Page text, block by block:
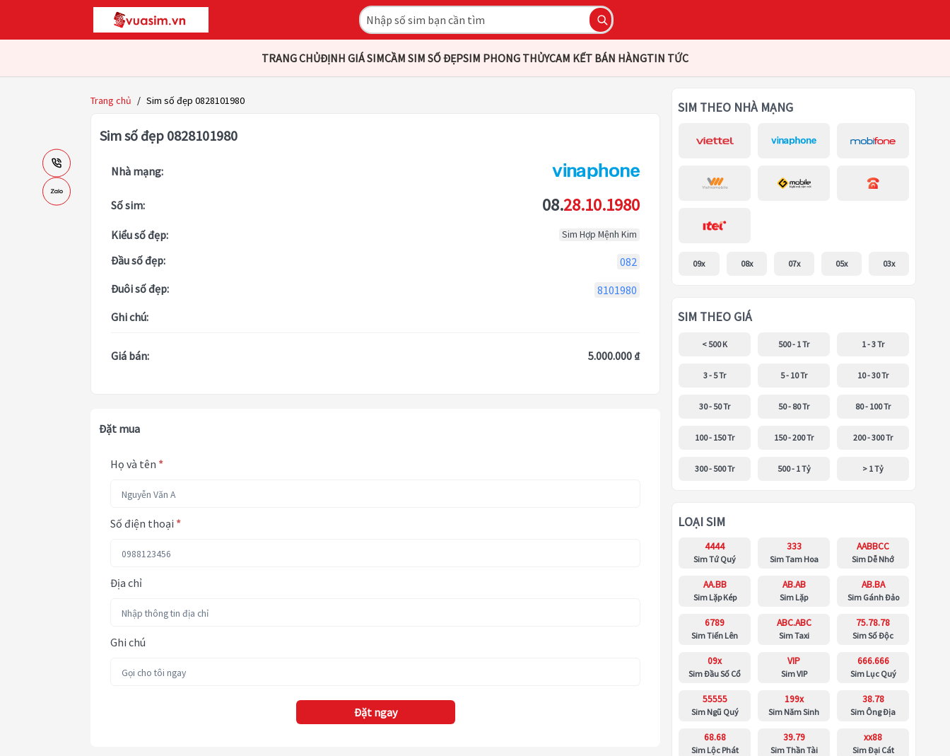
TRANG CHỦĐỊNH GIÁ SIMCẦM SIM SỐ ĐẸPSIM PHONG THỦYCAM KẾT BÁN HÀNGTIN TỨC
Trang chủ / Sim số đẹp 0828101980
Sim số đẹp 0828101980
Nhà mạng:
Số sim: 08.28.10.1980
Kiểu số đẹp: Sim Hợp Mệnh Kim
Đầu số đẹp:
082
Đuôi số đẹp:
8101980
Ghi chú:
Giá bán: 5.000.000 ₫
Đặt mua
Họ và tên *
Số điện thoại *
Địa chỉ
Ghi chú
Đặt ngay
SIM THEO NHÀ MẠNG
09x 08x 07x 05x 03x
SIM THEO GIÁ
< 500 K 500 - 1 Tr 1 - 3 Tr
3 - 5 Tr 5 - 10 Tr 10 - 30 Tr
30 - 50 Tr 50 - 80 Tr 80 - 100 Tr
100 - 150 Tr 150 - 200 Tr 200 - 300 Tr
300 - 500 Tr 500 - 1 Tỷ > 1 Tỷ
LOẠI SIM
4444
Sim Tứ Quý
333
Sim Tam Hoa
AABBCC
Sim Dễ Nhớ
AA.BB
Sim Lặp Kép
AB.AB
Sim Lặp
AB.BA
Sim Gánh Đảo
6789
Sim Tiến Lên
ABC.ABC
Sim Taxi
75.78.78
Sim Số Độc
09x
Sim Đầu Số Cổ
VIP
Sim VIP
666.666
Sim Lục Quý
55555
Sim Ngũ Quý
199x
Sim Năm Sinh
38.78
Sim Ông Địa
68.68
Sim Lộc Phát
39.79
Sim Thần Tài
xx88
Sim Đại Cát